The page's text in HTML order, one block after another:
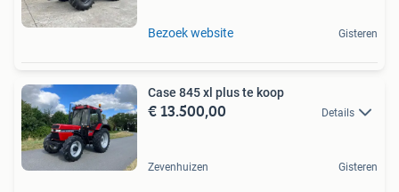
Bezoek website Gisteren
Case 845 xl plus te koop
€ 13.500,00 Details
Zevenhuizen Gisteren